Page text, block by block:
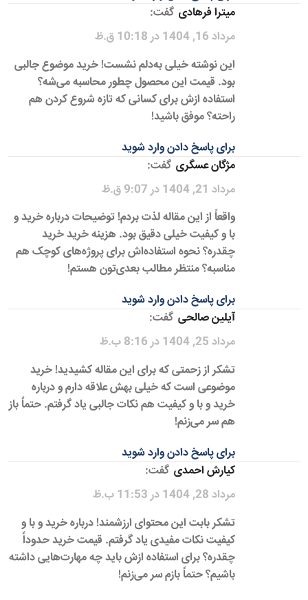
میترا فرهادی گفت:
مرداد 16, 1404 در 10:18 ق.ظ
این نوشته خیلی به‌دلم نشست! خرید موضوع جالبی
بود. قیمت این محصول چطور محاسبه می‌شه؟
استفاده ازش برای کسانی که تازه شروع کردن هم
راحته؟ موفق باشید!
برای پاسخ دادن وارد شوید
مژگان عسگری گفت:
مرداد 21, 1404 در 9:07 ق.ظ
واقعاً از این مقاله لذت بردم! توضیحات درباره خرید و
با و کیفیت خیلی دقیق بود. هزینه خرید خرید
چقدره؟ نحوه استفاده‌اش برای پروژه‌های کوچک هم
مناسبه؟ منتظر مطالب بعدی‌تون هستم!
برای پاسخ دادن وارد شوید
آیلین صالحی گفت:
مرداد 25, 1404 در 8:16 ب.ظ
تشکر از زحمتی که برای این مقاله کشیدید! خرید
موضوعی است که خیلی بهش علاقه دارم و درباره
خرید و با و کیفیت هم نکات جالبی یاد گرفتم. حتماً باز
هم سر می‌زنم!
برای پاسخ دادن وارد شوید
کیارش احمدی گفت:
مرداد 28, 1404 در 11:53 ب.ظ
تشکر بابت این محتوای ارزشمند! درباره خرید و با و
کیفیت نکات مفیدی یاد گرفتم. قیمت خرید حدوداً
چقدره؟ برای استفاده ازش باید چه مهارت‌هایی داشته
باشیم؟ حتماً بازم سر می‌زنم!